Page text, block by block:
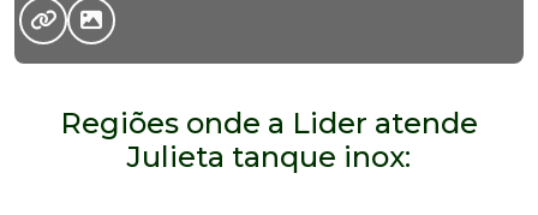
Regiões onde a Lider atende
Julieta tanque inox: